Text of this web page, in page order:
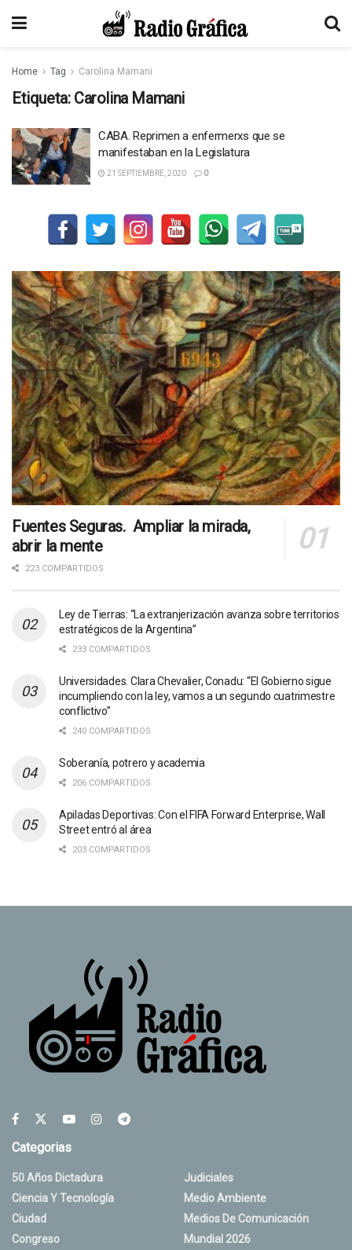
Home Tag Carolina Mamani
Etiqueta: Carolina Mamani
CABA. Reprimen a enfermerxs que se
manifestaban en la Legislatura
21 SEPTIEMBRE, 2020 0
Fuentes Seguras. Ampliar la mirada,
abrir la mente
223 COMPARTIDOS
Ley de Tierras: “La extranjerización avanza sobre territorios
estratégicos de la Argentina”
233 COMPARTIDOS
Universidades. Clara Chevalier, Conadu: “El Gobierno sigue
incumpliendo con la ley, vamos a un segundo cuatrimestre
conflictivo”
240 COMPARTIDOS
Soberanía, potrero y academia
206 COMPARTIDOS
Apiladas Deportivas: Con el FIFA Forward Enterprise, Wall
Street entró al área
203 COMPARTIDOS
Categorias
50 Años Dictadura
Ciencia Y Tecnología
Ciudad
Congreso
Judiciales
Medio Ambiente
Medios De Comunicación
Mundial 2026